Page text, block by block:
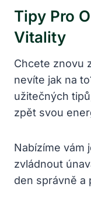
Tipy Pro
Vitality
Chcete znovu
nevíte jak na
užitečných
zpět svou
Nabízíme vám
zvládnout
den správně a